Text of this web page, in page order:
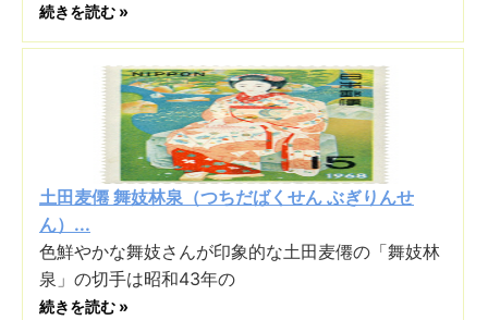
続きを読む »
土田麦僊 舞妓林泉（つちだばくせん ぶぎりんせ
ん）...
色鮮やかな舞妓さんが印象的な土田麦僊の「舞妓林
泉」の切手は昭和43年の
続きを読む »